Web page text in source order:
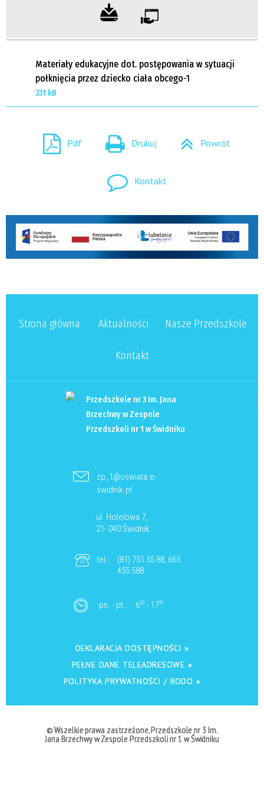
Materiały edukacyjne dot. postępowania w sytuacji
połknięcia przez dziecko ciała obcego-1
331 kB
Pdf Drukuj Powrót
Kontakt
Strona główna Aktualności Nasze Przedszkole
Kontakt
Przedszkole nr 3 Im. Jana
Brzechwy w Zespole
Przedszkoli nr 1 w Świdniku
zp_1@oswiata.e-
swidnik.pl
ul. Hotelowa 7,
21- 040 Świdnik
tel.:
(81) 751 55 88, 665
455 588
pn. - pt.: 600 - 1700
DEKLARACJA DOSTĘPNOŚCI »
PEŁNE DANE TELEADRESOWE »
POLITYKA PRYWATNOŚCI / RODO »
© Wszelkie prawa zastrzeżone, Przedszkole nr 3 Im.
Jana Brzechwy w Zespole Przedszkoli nr 1 w Świdniku